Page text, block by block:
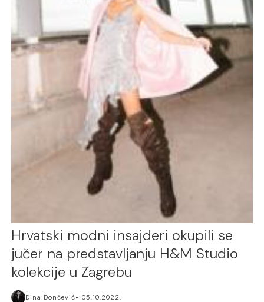
Hrvatski modni insajderi okupili se
jučer na predstavljanju H&M Studio
kolekcije u Zagrebu
Dina Dončević 05.10.2022.